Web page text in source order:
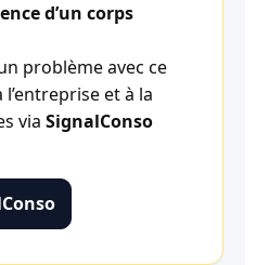
d’un corps
problème avec ce
et à la
via SignalConso